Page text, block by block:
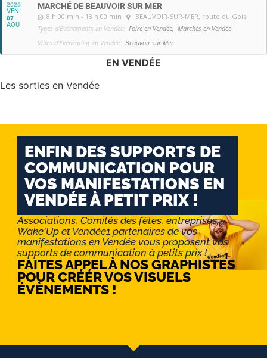
2026
VEN
07
AOU
MARCHÉ DE BEAUVOIR SUR MER
8 h 00 min - 13 h 00 min BEAUVOIR-SUR-MER, route du Gois
Types d'Evénements en Vendée: Foire en Vendée, Marchés en Vendée
Villes d'Evénement en Vendée: Beauvoir sur Mer
EN VENDÉE
Les sorties en Vendée
ENFIN DES SUPPORTS DE
COMMUNICATION POUR
VOS MANIFESTATIONS EN
VENDÉE À PETIT PRIX !
Associations, Comités des fêtes, entreprises :
Wake'Up et Vendée1 partenaires de vos
manifestations en Vendée vous proposent vos
supports de communication à petits prix !
FAITES APPEL À NOS GRAPHISTES
POUR CRÉÉR VOS VISUELS
ÉVÈNEMENTS !